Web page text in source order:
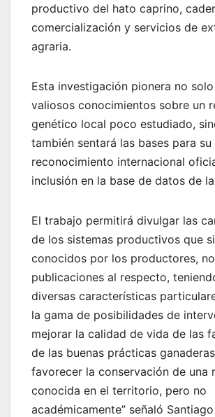
productivo del hato caprino,
comercialización y servicios de
agraria.
Esta investigación pionera no
valiosos conocimientos sobre un
genético local poco estudiado,
también sentará las bases para su
reconocimiento internacional
inclusión en la base de datos de la
El trabajo permitirá divulgar las
de los sistemas productivos que
conocidos por los productores,
publicaciones al respecto,
diversas características
la gama de posibilidades de
mejorar la calidad de vida de las
de las buenas prácticas
favorecer la conservación de una
conocida en el territorio, pero no
académicamente” señaló